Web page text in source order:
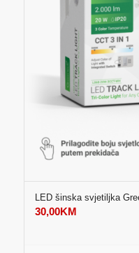
LED šinska svjetiljka
30,00KM